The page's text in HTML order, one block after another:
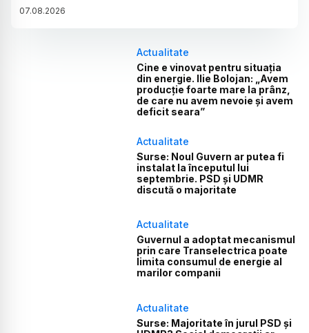
07.08.2026
Actualitate
Cine e vinovat pentru situația
din energie. Ilie Bolojan: „Avem
producție foarte mare la prânz,
de care nu avem nevoie și avem
deficit seara”
Actualitate
Surse: Noul Guvern ar putea fi
instalat la începutul lui
septembrie. PSD și UDMR
discută o majoritate
Actualitate
Guvernul a adoptat mecanismul
prin care Transelectrica poate
limita consumul de energie al
marilor companii
Actualitate
Surse: Majoritate în jurul PSD și